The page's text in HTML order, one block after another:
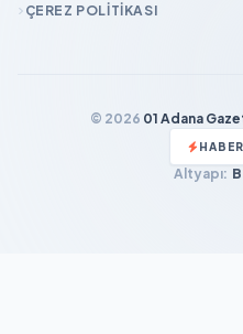
ÇEREZ POLITIKASI
© 2026 01 Adana
Altyapı: